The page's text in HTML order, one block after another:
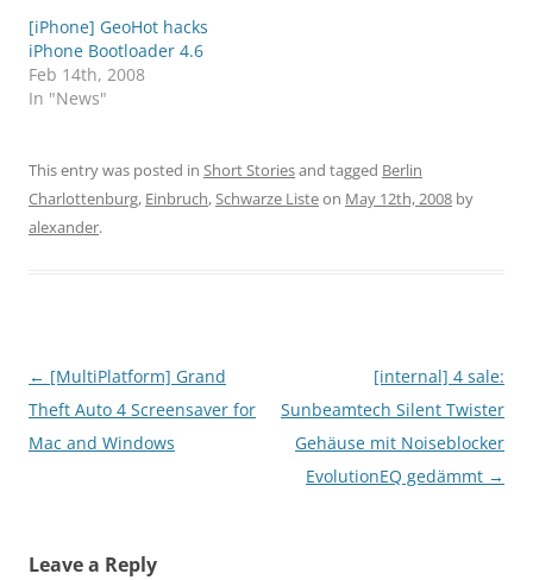
[iPhone] GeoHot hacks
iPhone Bootloader 4.6
Feb 14th, 2008
In "News"
This entry was posted in Short Storiesand tagged Berlin
Charlottenburg, Einbruch,Schwarze Listeon May 12th, 2008 by
alexander.
Post
navigation
← [MultiPlatform] Grand
Theft Auto 4 Screensaver for
Mac and Windows
[internal] 4 sale:
Sunbeamtech Silent Twister
Gehäuse mit Noiseblocker
EvolutionEQ gedämmt →
Leave a Reply